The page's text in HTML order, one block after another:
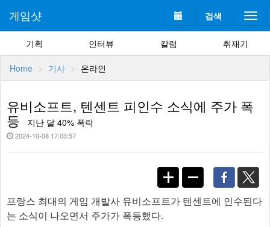
검색
게임샷
기획 인터뷰 칼럼 취재기
Home 기사 온라인
유비소프트, 텐센트 피인수 소식에 주가 폭
등 지난 달 40% 폭락
2024-10-08 17:03:57
프랑스 최대의 게임 개발사 유비소프트가 텐센트에 인수된다
는 소식이 나오면서 주가가 폭등했다.